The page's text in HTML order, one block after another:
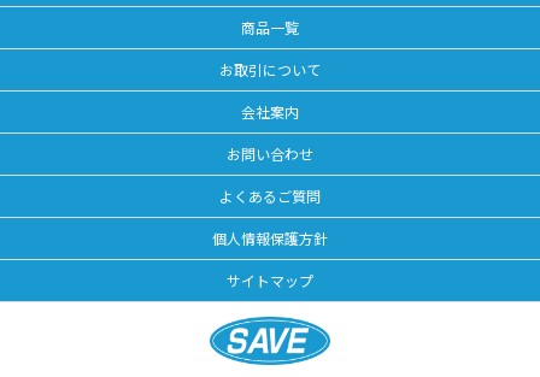
商品一覧
お取引について
会社案内
お問い合わせ
よくあるご質問
個人情報保護方針
サイトマップ